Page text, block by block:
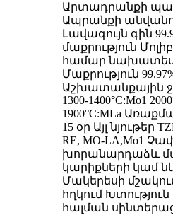
Արտադրանքի
Ապրանքի
Լավագույն գին
մաքրություն
համար
Մաքրություն
Աշխատանքային
1300-1400°C:Mo1
1900°C:MLa
15 օր Այլ նյութեր
RE, MO-LA,Mo1
խորանարդաձև
կարիքների կամ
Մակերեսի
հղկում Խտություն
հալման